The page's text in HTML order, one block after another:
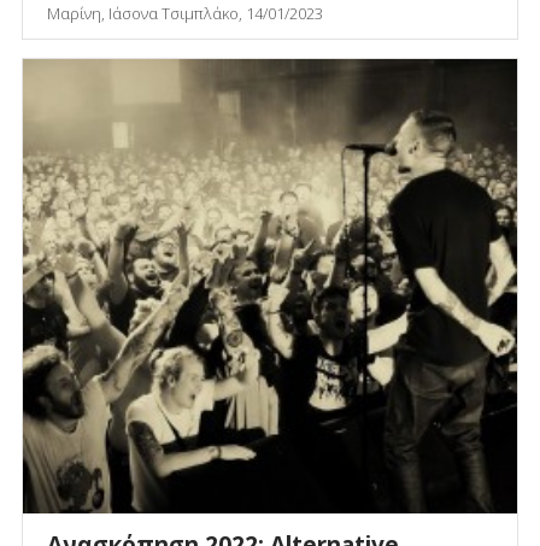
Μαρίνη, Ιάσονα Τσιμπλάκο, 14/01/2023